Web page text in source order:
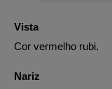
Vista
Cor vermelho rubi.
Nariz